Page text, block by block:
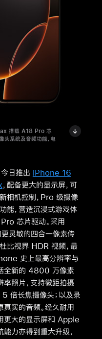
搭载 A18 Pro 芯
头系统及音频功能，电
日推出 iPhone 16
，配备更大的显示屏，可
相机控制，Pro 级摄像
能，营造沉浸式游戏体
芯片驱动。采用
灵敏的四合一像素传
比视界 HDR 视频，最
史上最高分辨率与
全新的 4800 万像素
率照片，支持微距拍摄
倍长焦摄像头；以及录
真实的音频。经久耐用
更大的显示屏和 Apple
力亦得到重大升级，